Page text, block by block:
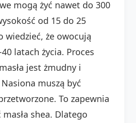
mogą żyć nawet do 300
od 15 do 25
wiedzieć, że owocują
latach życia. Proces
jest żmudny i
Nasiona muszą być
To zapewnia
shea. Dlatego